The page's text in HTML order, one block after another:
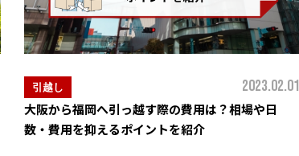
引越し 2023.02.01
大阪から福岡へ引っ越す際の費用は？相場や日
数・費用を抑えるポイントを紹介